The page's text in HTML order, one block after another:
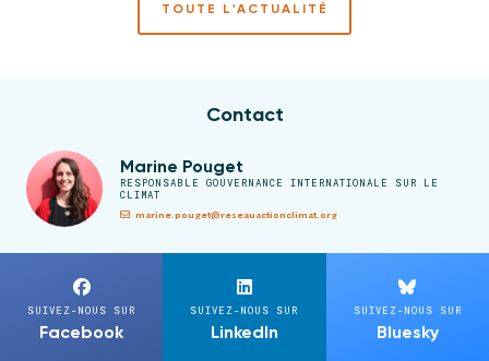
TOUTE L'ACTUALITÉ
Contact
Marine Pouget
RESPONSABLE GOUVERNANCE INTERNATIONALE SUR LE
CLIMAT
marine.pouget@reseauactionclimat.org
SUIVEZ-NOUS SUR
Facebook
SUIVEZ-NOUS SUR
LinkedIn
SUIVEZ-NOUS SUR
Bluesky